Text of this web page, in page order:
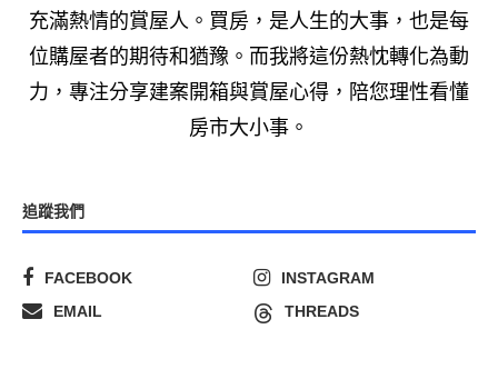
充滿熱情的賞屋人。買房，是人生的大事，也是每
位購屋者的期待和猶豫。而我將這份熱忱轉化為動
力，專注分享建案開箱與賞屋心得，陪您理性看懂
房市大小事。
追蹤我們
FACEBOOK
INSTAGRAM
EMAIL
THREADS